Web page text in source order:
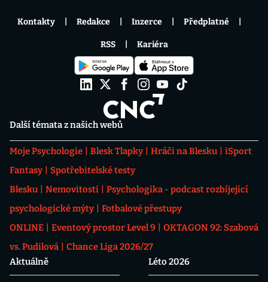
Další témata z našich webů
Moje Psychologie Blesk Tlapky Hráči na Blesku
iSport
Fantasy
Spotřebitelské testy
Blesku
Nemovitosti
Psychologika - podcast rozbíjející
psychologické mýty
Fotbalové přestupy
ONLINE
Eventový prostor Level 9
OKTAGON 92: Szabová
vs. Pudilová
Chance Liga 2026/27
Aktuálně
Léto 2026
Kontakty Redakce Inzerce Předplatné
RSS Kariéra